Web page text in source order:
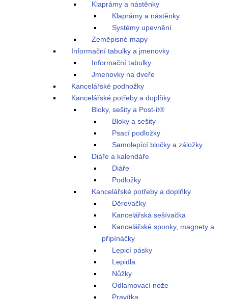
Klaprámy a nástěnky
Klaprámy a nástěnky
Systémy upevnění
Zeměpisné mapy
Informační tabulky a jmenovky
Informační tabulky
Jmenovky na dveře
Kancelářské podnožky
Kancelářské potřeby a doplňky
Bloky, sešity a Post-it®
Bloky a sešity
Psací podložky
Samolepící bločky a záložky
Diáře a kalendáře
Diáře
Podložky
Kancelářské potřeby a doplňky
Děrovačky
Kancelářská sešívačka
Kancelářské sponky, magnety a
připínáčky
Lepicí pásky
Lepidla
Nůžky
Odlamovací nože
Pravítka